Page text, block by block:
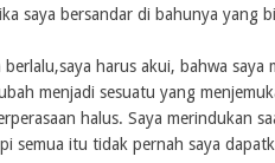
saya bersandar di bahunya yang
harus akui, bahwa saya
menjadi sesuatu yang
halus. Saya merindukan
semua itu tidak pernah saya